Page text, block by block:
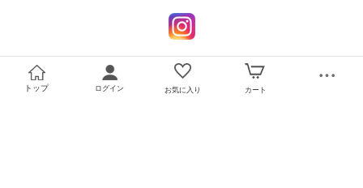
トップ ログイン お気に入り カート